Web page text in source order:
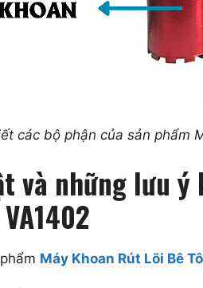
các bộ phận của sản phẩm
và những lưu ý
Máy Khoan Rút Lõi Bê